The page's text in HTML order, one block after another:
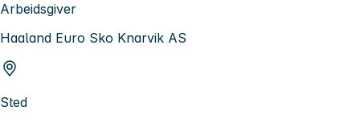
Arbeidsgiver
Haaland Euro Sko Knarvik AS
Sted